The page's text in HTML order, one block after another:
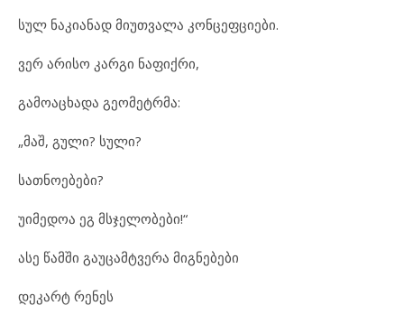
სულ ნაკიანად მიუთვალა კონცეფციები.
ვერ არისო კარგი ნაფიქრი,
გამოაცხადა გეომეტრმა:
„მაშ, გული? სული?
სათნოებები?
უიმედოა ეგ მსჯელობები!“
ასე წამში გაუცამტვერა მიგნებები
დეკარტ რენეს